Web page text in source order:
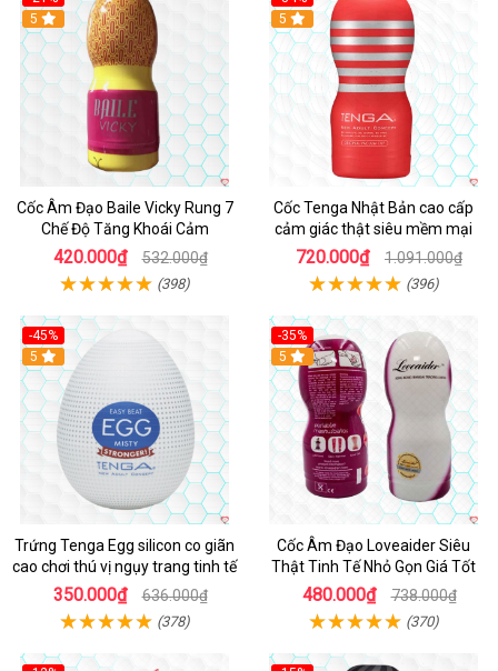
5
Cốc Âm Đạo Baile Vicky Rung 7
Chế Độ Tăng Khoái Cảm
420.000₫ 532.000₫
(398)
5
Cốc Tenga Nhật Bản cao cấp
cảm giác thật siêu mềm mại
720.000₫ 1.091.000₫
(396)
-45%
Hot
5
Trứng Tenga Egg silicon co giãn
cao chơi thú vị ngụy trang tinh tế
350.000₫ 636.000₫
(378)
-35%
5
Cốc Âm Đạo Loveaider Siêu
Thật Tinh Tế Nhỏ Gọn Giá Tốt
480.000₫ 738.000₫
(370)